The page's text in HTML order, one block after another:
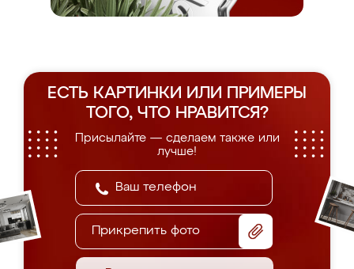
ЕСТЬ КАРТИНКИ ИЛИ ПРИМЕРЫ
ТОГО, ЧТО НРАВИТСЯ?
Присылайте — сделаем также или
лучше!
Прикрепить фото